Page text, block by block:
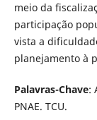
meio da
participação
vista a
planejamento à
Palavras-Chave:
PNAE. TCU.